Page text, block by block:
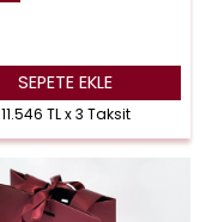
SEPETE EKLE
11.546 TL x 3 Taksit